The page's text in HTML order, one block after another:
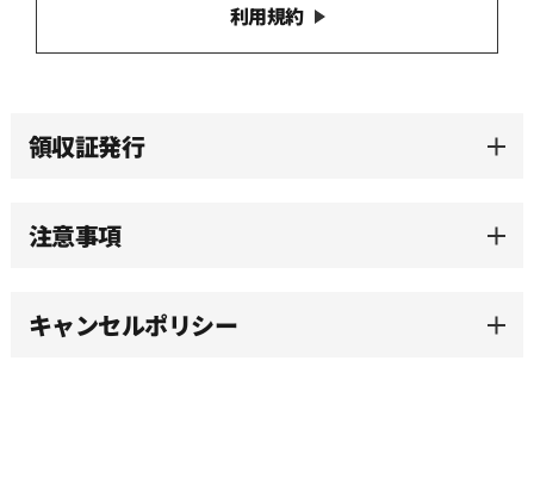
16:00
利用規約
領収証発行
注意事項
キャンセルポリシー